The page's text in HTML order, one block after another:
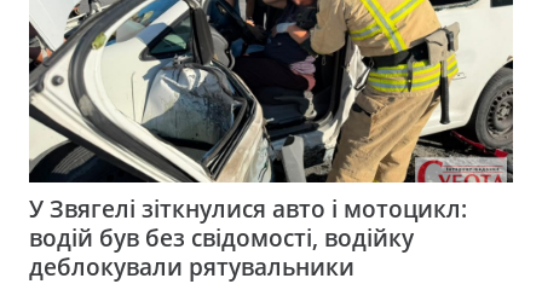
У Звягелі зіткнулися авто і мотоцикл:
водій був без свідомості, водійку
деблокували рятувальники